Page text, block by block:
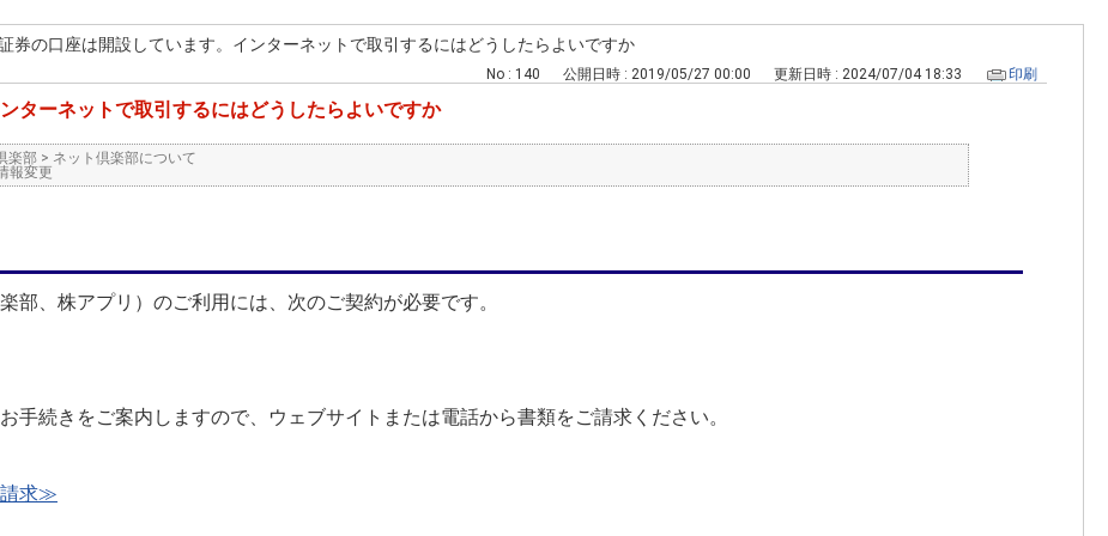
券の口座は開設しています。インターネットで取引するにはどうしたらよいですか
No : 140 公開日時 : 2019/05/27 00:00 更新日時 : 2024/07/04 18:33 印刷
ターネットで取引するにはどうしたらよいですか
楽部 > ネット倶楽部について
報変更
部、株アプリ）のご利用には、次のご契約が必要です。
手続きをご案内しますので、ウェブサイトまたは電話から書類をご請求ください。
求≫